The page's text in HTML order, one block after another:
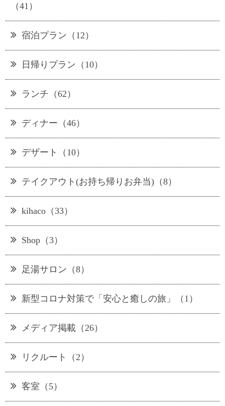
（41）
宿泊プラン（12）
日帰りプラン（10）
ランチ（62）
ディナー（46）
デザート（10）
テイクアウト(お持ち帰りお弁当)（8）
kihaco（33）
Shop（3）
足湯サロン（8）
新型コロナ対策で「安心と癒しの旅」（1）
メディア掲載（26）
リクルート（2）
客室（5）